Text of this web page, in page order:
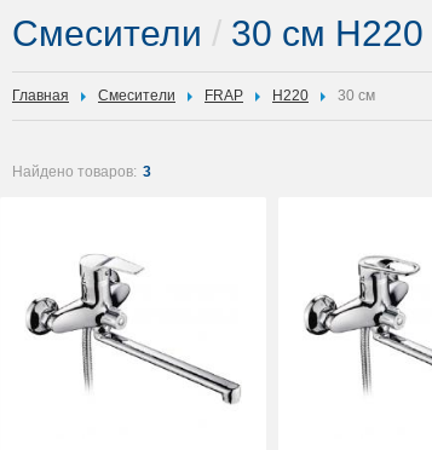
Смесители / 30 см H220
Главная Смесители FRAP H220 30 см
Найдено товаров: 3